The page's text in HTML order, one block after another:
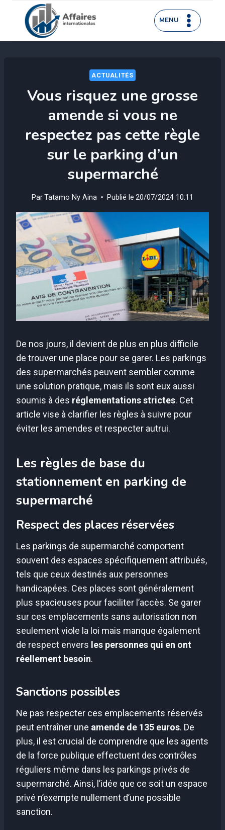
contenu
MENU
ACTUALITÉS
Vous risquez une grosse
amende si vous ne
respectez pas cette règle
sur le parking d’un
supermarché
ParTatamo Ny Aina Publié le 20/07/2024 10:11
De nos jours, il devient de plus en plus difficile
de trouver une place pour se garer. Les parkings
des supermarchés peuvent sembler comme
une solution pratique, mais ils sont eux aussi
soumis à des réglementations strictes. Cet
article vise à clarifier les règles à suivre pour
éviter les amendes et respecter autrui.
Les règles de base du
stationnement en parking de
supermarché
Respect des places réservées
Les parkings de supermarché comportent
souvent des espaces spécifiquement attribués,
tels que ceux destinés aux personnes
handicapées. Ces places sont généralement
plus spacieuses pour faciliter l’accès. Se garer
sur ces emplacements sans autorisation non
seulement viole la loi mais manque également
de respect envers les personnes qui en ont
réellement besoin.
Sanctions possibles
Ne pas respecter ces emplacements réservés
peut entraîner une amende de 135 euros. De
plus, il est crucial de comprendre que les agents
de la force publique effectuent des contrôles
réguliers même dans les parkings privés de
supermarché. Ainsi, l’idée que ce soit un espace
privé n’exempte nullement d’une possible
sanction.